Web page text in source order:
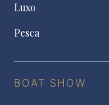
Luxo
Pesca
BOAT SHOW